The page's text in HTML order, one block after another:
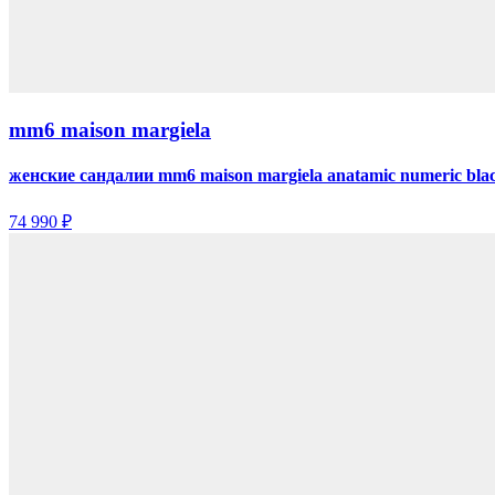
mm6 maison margiela
женские сандалии mm6 maison margiela anatamic numeric
74 990 ₽